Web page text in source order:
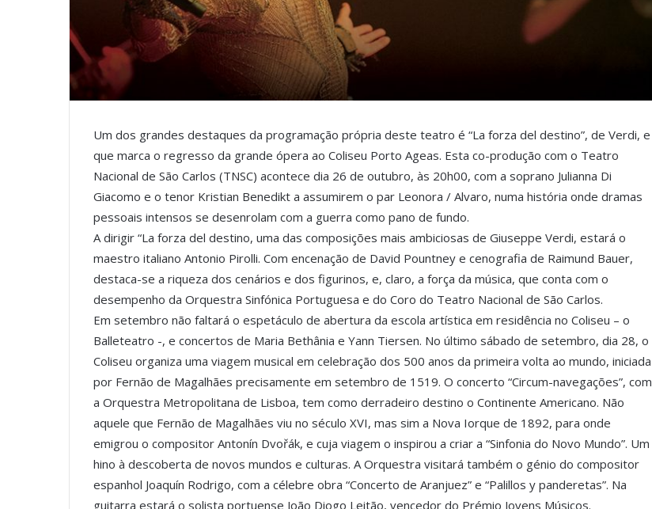
Um dos grandes destaques da programação própria deste teatro é “La forza del destino”, de Verdi, e
que marca o regresso da grande ópera ao Coliseu Porto Ageas. Esta co-produção com o Teatro
Nacional de São Carlos (TNSC) acontece dia 26 de outubro, às 20h00, com a soprano Julianna Di
Giacomo e o tenor Kristian Benedikt a assumirem o par Leonora / Alvaro, numa história onde dramas
pessoais intensos se desenrolam com a guerra como pano de fundo.
A dirigir “La forza del destino, uma das composições mais ambiciosas de Giuseppe Verdi, estará o
maestro italiano Antonio Pirolli. Com encenação de David Pountney e cenografia de Raimund Bauer,
destaca-se a riqueza dos cenários e dos figurinos, e, claro, a força da música, que conta com o
desempenho da Orquestra Sinfónica Portuguesa e do Coro do Teatro Nacional de São Carlos.
Em setembro não faltará o espetáculo de abertura da escola artística em residência no Coliseu – o
Balleteatro -, e concertos de Maria Bethânia e Yann Tiersen. No último sábado de setembro, dia 28, o
Coliseu organiza uma viagem musical em celebração dos 500 anos da primeira volta ao mundo, iniciada
por Fernão de Magalhães precisamente em setembro de 1519. O concerto “Circum-navegações”, com
a Orquestra Metropolitana de Lisboa, tem como derradeiro destino o Continente Americano. Não
aquele que Fernão de Magalhães viu no século XVI, mas sim a Nova Iorque de 1892, para onde
emigrou o compositor Antonín Dvořák, e cuja viagem o inspirou a criar a “Sinfonia do Novo Mundo”. Um
hino à descoberta de novos mundos e culturas. A Orquestra visitará também o génio do compositor
espanhol Joaquín Rodrigo, com a célebre obra “Concerto de Aranjuez” e “Palillos y panderetas”. Na
guitarra estará o solista portuense João Diogo Leitão, vencedor do Prémio Jovens Músicos.